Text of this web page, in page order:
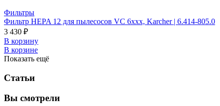
Фильтры
Фильтр HEPA 12 для пылесосов VC 6xxx, Karcher | 6.414-805.0
3 430 ₽
В корзину
В корзине
Показать ещё
Статьи
Вы смотрели